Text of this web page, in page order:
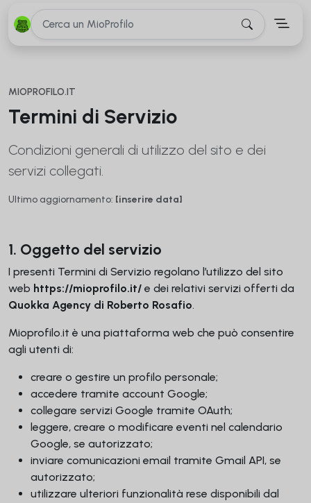
MIOPROFILO.IT
Termini di Servizio
Condizioni generali di utilizzo del sito e dei
servizi collegati.
Ultimo aggiornamento: [inserire data]
1. Oggetto del servizio
I presenti Termini di Servizio regolano l’utilizzo del sito
web https://mioprofilo.it/ e dei relativi servizi offerti da
Quokka Agency di Roberto Rosafio.
Mioprofilo.it è una piattaforma web che può consentire
agli utenti di:
creare o gestire un profilo personale;
accedere tramite account Google;
collegare servizi Google tramite OAuth;
leggere, creare o modificare eventi nel calendario
Google, se autorizzato;
inviare comunicazioni email tramite Gmail API, se
autorizzato;
utilizzare ulteriori funzionalità rese disponibili dal